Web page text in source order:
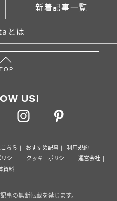
新着記事一覧
とは
TOP
US!
ちら おすすめ記事
利用規約
シー クッキーポリシー
運営会社
資料
事の無断転載を禁じます。